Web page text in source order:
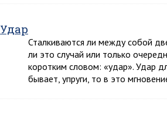
Удар
Сталкиваются ли между собой
ли это случай или только
коротким словом: «удар». Удар
бывает, упруги, то в это